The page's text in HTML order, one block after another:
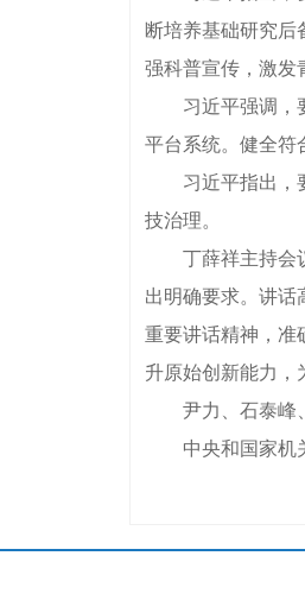
断培养基础研究
强科普宣传，激发
习近平强调，要
平台系统。健全符
习近平指出，要
技治理。
丁薛祥主持会议
出明确要求。讲话
重要讲话精神，准
升原始创新能力，
尹力、石泰峰、
中央和国家机关